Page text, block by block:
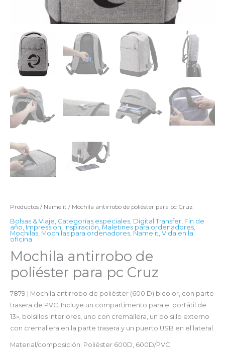
Productos / Name it / Mochila antirrobo de poliéster para pc Cruz
Bolsas & Viaje Categorías especiales Digital Transfer Fin de
año Impression Inspiración Maletines para ordenadores
Mochilas Mochilas para ordenadores Name it Vida en la
oficina
Mochila antirrobo de
poliéster para pc Cruz
7879 | Mochila antirrobo de poliéster (600 D) bicolor, con parte
trasera de PVC. Incluye un compartimento para el portátil de
13», bolsillos interiores, uno con cremallera, un bolsillo externo
con cremallera en la parte trasera y un puerto USB en el lateral.
Material/composición: Poliéster 600D, 600D/PVC